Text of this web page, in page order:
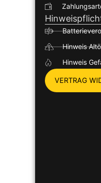
Hinweis
Hinweis
VERTRAG